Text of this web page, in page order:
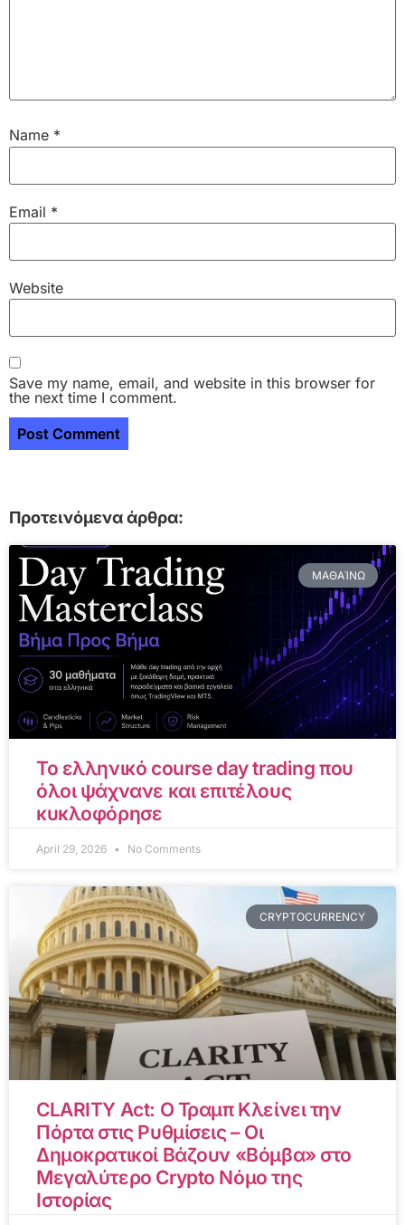
Name *
Email *
Website
Save my name, email, and website in this browser for
the next time I comment.
Προτεινόμενα άρθρα:
ΜΑΘΑΊΝΩ
Το ελληνικό course day trading που
όλοι ψάχνανε και επιτέλους
κυκλοφόρησε
April 29, 2026 No Comments
CRYPTOCURRENCY
CLARITY Act: Ο Τραμπ Κλείνει την
Πόρτα στις Ρυθμίσεις – Οι
Δημοκρατικοί Βάζουν «Βόμβα» στο
Μεγαλύτερο Crypto Νόμο της
Ιστορίας